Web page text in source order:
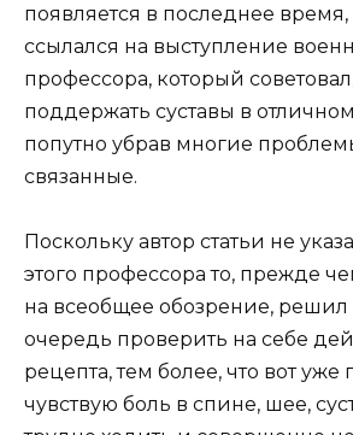
появляется в последнее время,
ссылался на выступление
профессора, который
поддержать суставы в
попутно убрав многие
cвязанные.
Поскольку автор статьи не
этого профессора то, прежде
на всеобщее обозрение,
очередь проверить на себе
рецепта, тем более, что вот уже
чувствую боль в спине, шее,